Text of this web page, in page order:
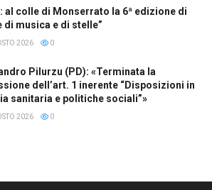
al colle di Monserrato la 6ª edizione di
di musica e di stelle”
2026 0
Pilurzu (PD): «Terminata la
dell’art. 1 inerente “Disposizioni in
sanitaria e politiche sociali”»
2026 0